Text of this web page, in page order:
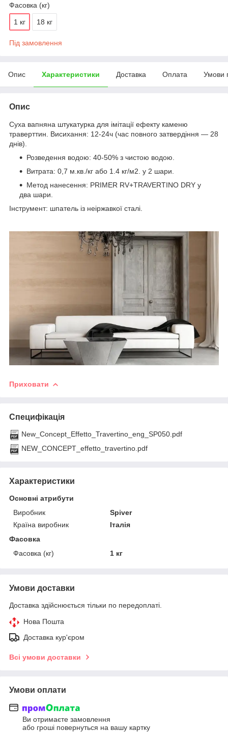
Фасовка (кг)
1 кг 18 кг
Під замовлення
Опис Характеристики Доставка Оплата Умови
Опис
Суха вапняна штукатурка для імітації ефекту каменю
траверттин. Висихання: 12-24ч (час повного затвердіння — 28
днів).
Розведення водою: 40-50% з чистою водою.
Витрата: 0,7 м.кв./кг або 1.4 кг/м2. у 2 шари.
Метод нанесення: PRIMER RV+TRAVERTINO DRY у
два шари.
Інструмент: шпатель із неіржавкої сталі.
Приховати
Специфікація
New_Concept_Effetto_Travertino_eng_SP050.pdf
NEW_CONCEPT_effetto_travertino.pdf
Характеристики
Основні атрибути
Виробник
Spiver
Країна виробник
Італія
Фасовка
Фасовка (кг)
1 кг
Умови доставки
Доставка здійснюється тільки по передоплаті.
Нова Пошта
Доставка кур'єром
Всі умови доставки
Умови оплати
Ви отримаєте замовлення
або гроші повернуться на вашу картку